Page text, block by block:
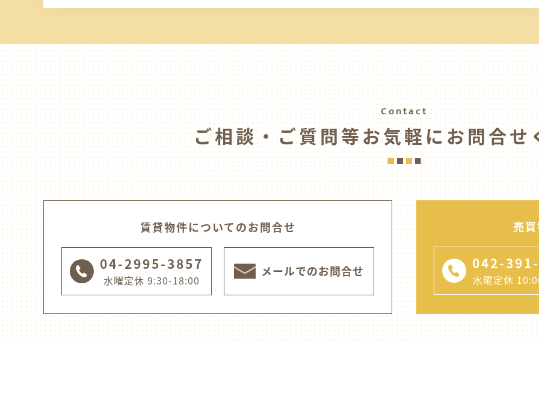
Contact
ご相談・ご質問等お気軽にお問合せ
賃貸物件についてのお問合せ
04-2995-3857
水曜定休 9:30-18:00
メールでのお問合せ
売
042-
水曜定休